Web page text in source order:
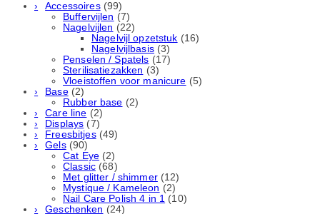
Accessoires (99)
Buffervijlen (7)
Nagelvijlen (22)
Nagelvijl opzetstuk (16)
Nagelvijlbasis (3)
Penselen / Spatels (17)
Sterilisatiezakken (3)
Vloeistoffen voor manicure (5)
Base (2)
Rubber basе (2)
Care line (2)
Displays (7)
Freesbitjes (49)
Gels (90)
Cat Eye (2)
Classic (68)
Met glitter / shimmer (12)
Mystique / Kameleon (2)
Nail Care Polish 4 in 1 (10)
Geschenken (24)